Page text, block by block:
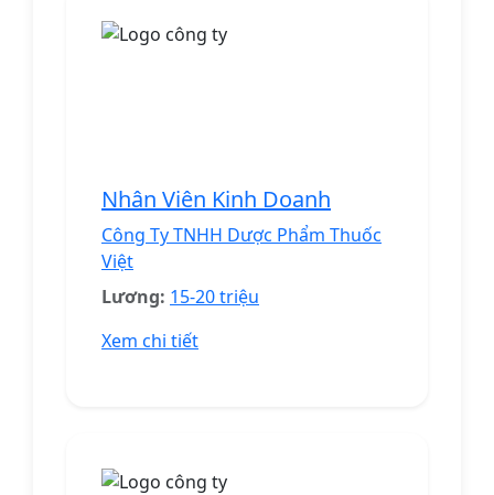
Nhân Viên Kinh Doanh
Công Ty TNHH Dược Phẩm Thuốc
Việt
Lương: 15-20 triệu
Xem chi tiết